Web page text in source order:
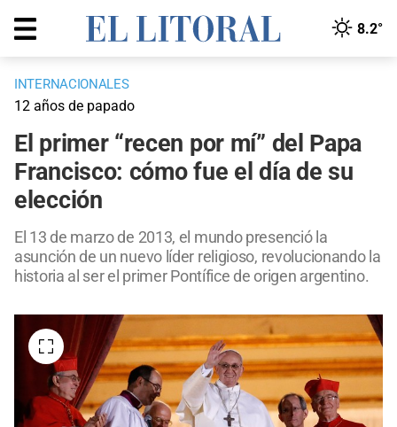
8.2°
INTERNACIONALES
12 años de papado
El primer “recen por mí” del Papa
Francisco: cómo fue el día de su
elección
El 13 de marzo de 2013, el mundo presenció la
asunción de un nuevo líder religioso, revolucionando la
historia al ser el primer Pontífice de origen argentino.